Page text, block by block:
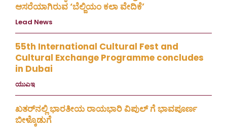
ಆಸರೆಯಾಗಿರುವ ‘ಬೆಲ್ಜಿಯಂ ಕಲಾ ವೇದಿಕೆ’
Lead News
55th International Cultural Fest and
Cultural Exchange Programme concludes
in Dubai
ಯುಎಇ
ಖತರ್‌ನಲ್ಲಿ ಭಾರತೀಯ ರಾಯಭಾರಿ ವಿಪುಲ್ ಗೆ ಭಾವಪೂರ್ಣ
ಬೀಳ್ಕೊಡುಗೆ